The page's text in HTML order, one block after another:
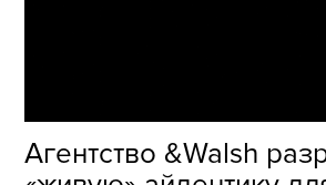
Агентство &Walsh
ИСТОРИИ